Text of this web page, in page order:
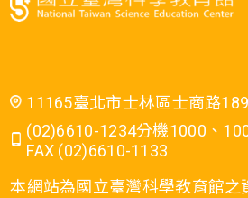
11165臺北市士林區士商路
(02)6610-1234分機1000、
FAX (02)6610-1133
本網站為國立臺灣科學教育館之